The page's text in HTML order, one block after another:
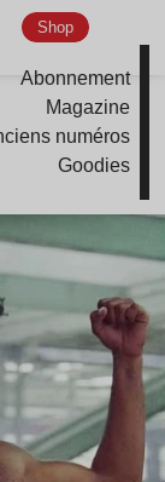
Shop
Abonnement
Magazine
numéros
Goodies